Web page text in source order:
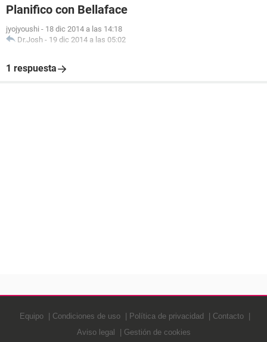
Planifico con Bellaface
jyojyoushi - 18 dic 2014 a las 14:18
Dr.Josh - 19 dic 2014 a las 05:02
1 respuesta
Equipo Condiciones de uso Política de privacidad
Contacto
Aviso legal
Gestión de cookies